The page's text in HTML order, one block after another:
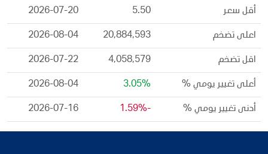
أقل سعر 5.50
2026-07-20
اعلى تضخم 20,884,593
2026-08-04
اقل تضخم 4,058,579
2026-07-22
أعلى تغيير يومي % 3.05%
2026-08-04
أدنى تغيير يومي % -1.59%
2026-07-16